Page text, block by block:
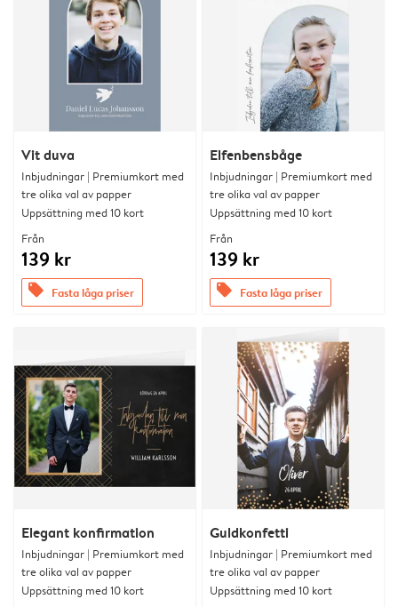
Vit duva
Inbjudningar | Premiumkort med
tre olika val av papper
Uppsättning med 10 kort
Från
139 kr
offers Fasta låga priser
Elfenbensbåge
Inbjudningar | Premiumkort med
tre olika val av papper
Uppsättning med 10 kort
Från
139 kr
offers Fasta låga priser
Elegant konfirmation
Inbjudningar | Premiumkort med
tre olika val av papper
Uppsättning med 10 kort
Guldkonfetti
Inbjudningar | Premiumkort med
tre olika val av papper
Uppsättning med 10 kort